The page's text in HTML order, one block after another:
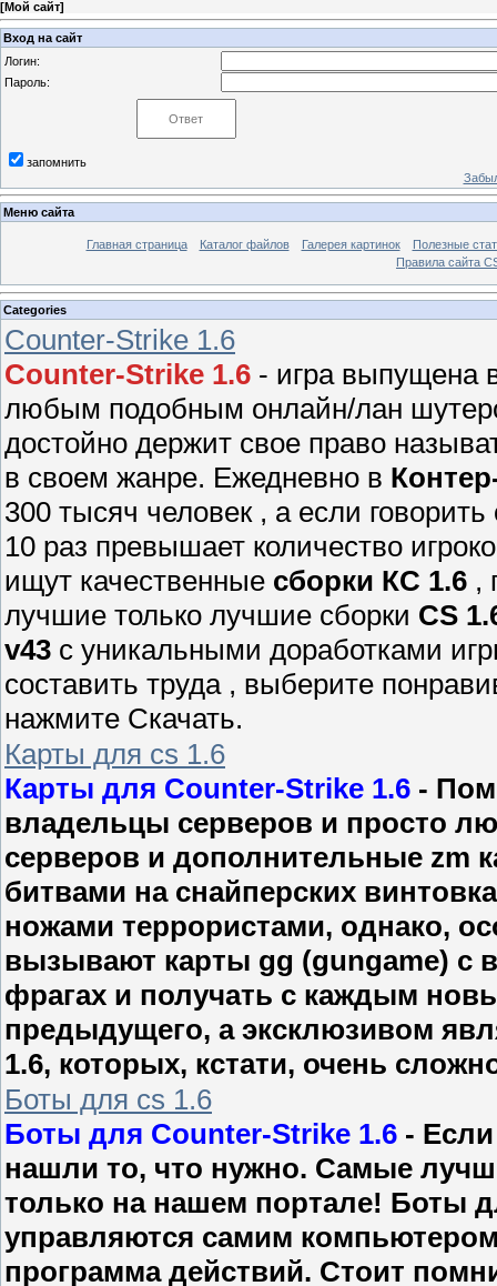
[Мой сайт]
Вход на сайт
Логин:
Пароль:
запомнить
Меню сайта
Главная страница Каталог файлов Галерея картинок
Полезные
Правила сайта
Categories
Counter-Strike 1.6
Counter-Strike 1.6 - игра выпущена
любым подобным онлайн/лан
достойно держит свое право
в своем жанре. Ежедневно в
300 тысяч человек , а если
10 раз превышает количество
ищут качественные сборки КС 1.6 ,
лучшие только лучшие сборки CS
v43 с уникальными доработками
составить труда , выберите
нажмите Скачать.
Карты для cs 1.6
Карты для Counter-Strike 1.6 -
владельцы серверов и просто
серверов и дополнительные zm
битвами на снайперских
ножами террористами, однако,
вызывают карты gg (gungame) с
фрагах и получать с каждым
предыдущего, а эксклюзивом
1.6, которых, кстати, очень
Боты для cs 1.6
Боты для Counter-Strike 1.6 -
нашли то, что нужно. Самые
только на нашем портале! Боты
управляются самим
программа действий. Стоит